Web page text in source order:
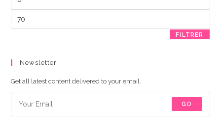
max
FILTRER
Newsletter
Get all latest content delivered to your email.
GO